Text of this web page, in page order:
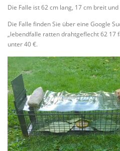
Die Falle ist 62 cm lang, 17 cm breit und
Die Falle finden Sie über eine Google
„lebendfalle ratten drahtgeflecht 62 17
unter 40 €.